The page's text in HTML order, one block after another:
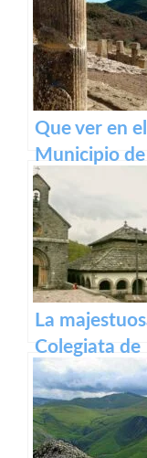
belleza de
pueblo.
Que ver en el
Municipio de
Eslava
(Navarra) en
Navarra
La
Colegiata de
Roncesvalles:
un tesoro
medieval en
Pirineos